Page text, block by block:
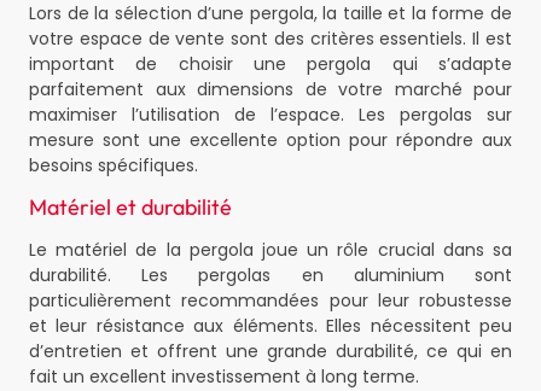
Lors de la sélection d’une pergola, la taille et la forme de
votre espace de vente sont des critères essentiels. Il est
important de choisir une pergola qui s’adapte
parfaitement aux dimensions de votre marché pour
maximiser l’utilisation de l’espace. Les pergolas sur
mesure sont une excellente option pour répondre aux
besoins spécifiques.
Matériel et durabilité
Le matériel de la pergola joue un rôle crucial dans sa
durabilité. Les pergolas en aluminium sont
particulièrement recommandées pour leur robustesse
et leur résistance aux éléments. Elles nécessitent peu
d’entretien et offrent une grande durabilité, ce qui en
fait un excellent investissement à long terme.